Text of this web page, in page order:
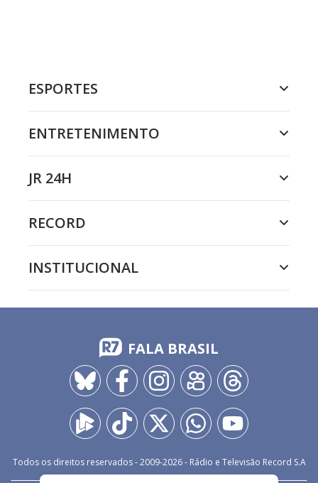
ESPORTES
ENTRETENIMENTO
JR 24H
RECORD
INSTITUCIONAL
FALA BRASIL
Todos os direitos reservados - 2009-2026- Rádio e Televisão Record S.A